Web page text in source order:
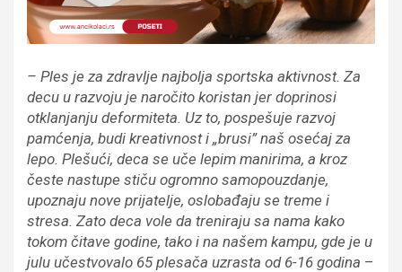
– Ples je za zdravlje najbolja sportska aktivnost. Za
decu u razvoju je naročito koristan jer doprinosi
otklanjanju deformiteta. Uz to, pospešuje razvoj
pamćenja, budi kreativnost i „brusi” naš osećaj za
lepo. Plešući, deca se uče lepim manirima, a kroz
česte nastupe stiču ogromno samopouzdanje,
upoznaju nove prijatelje, oslobađaju se treme i
stresa. Zato deca vole da treniraju sa nama kako
tokom čitave godine, tako i na našem kampu, gde je u
julu učestvovalo 65 plesača uzrasta od 6-16 godina –